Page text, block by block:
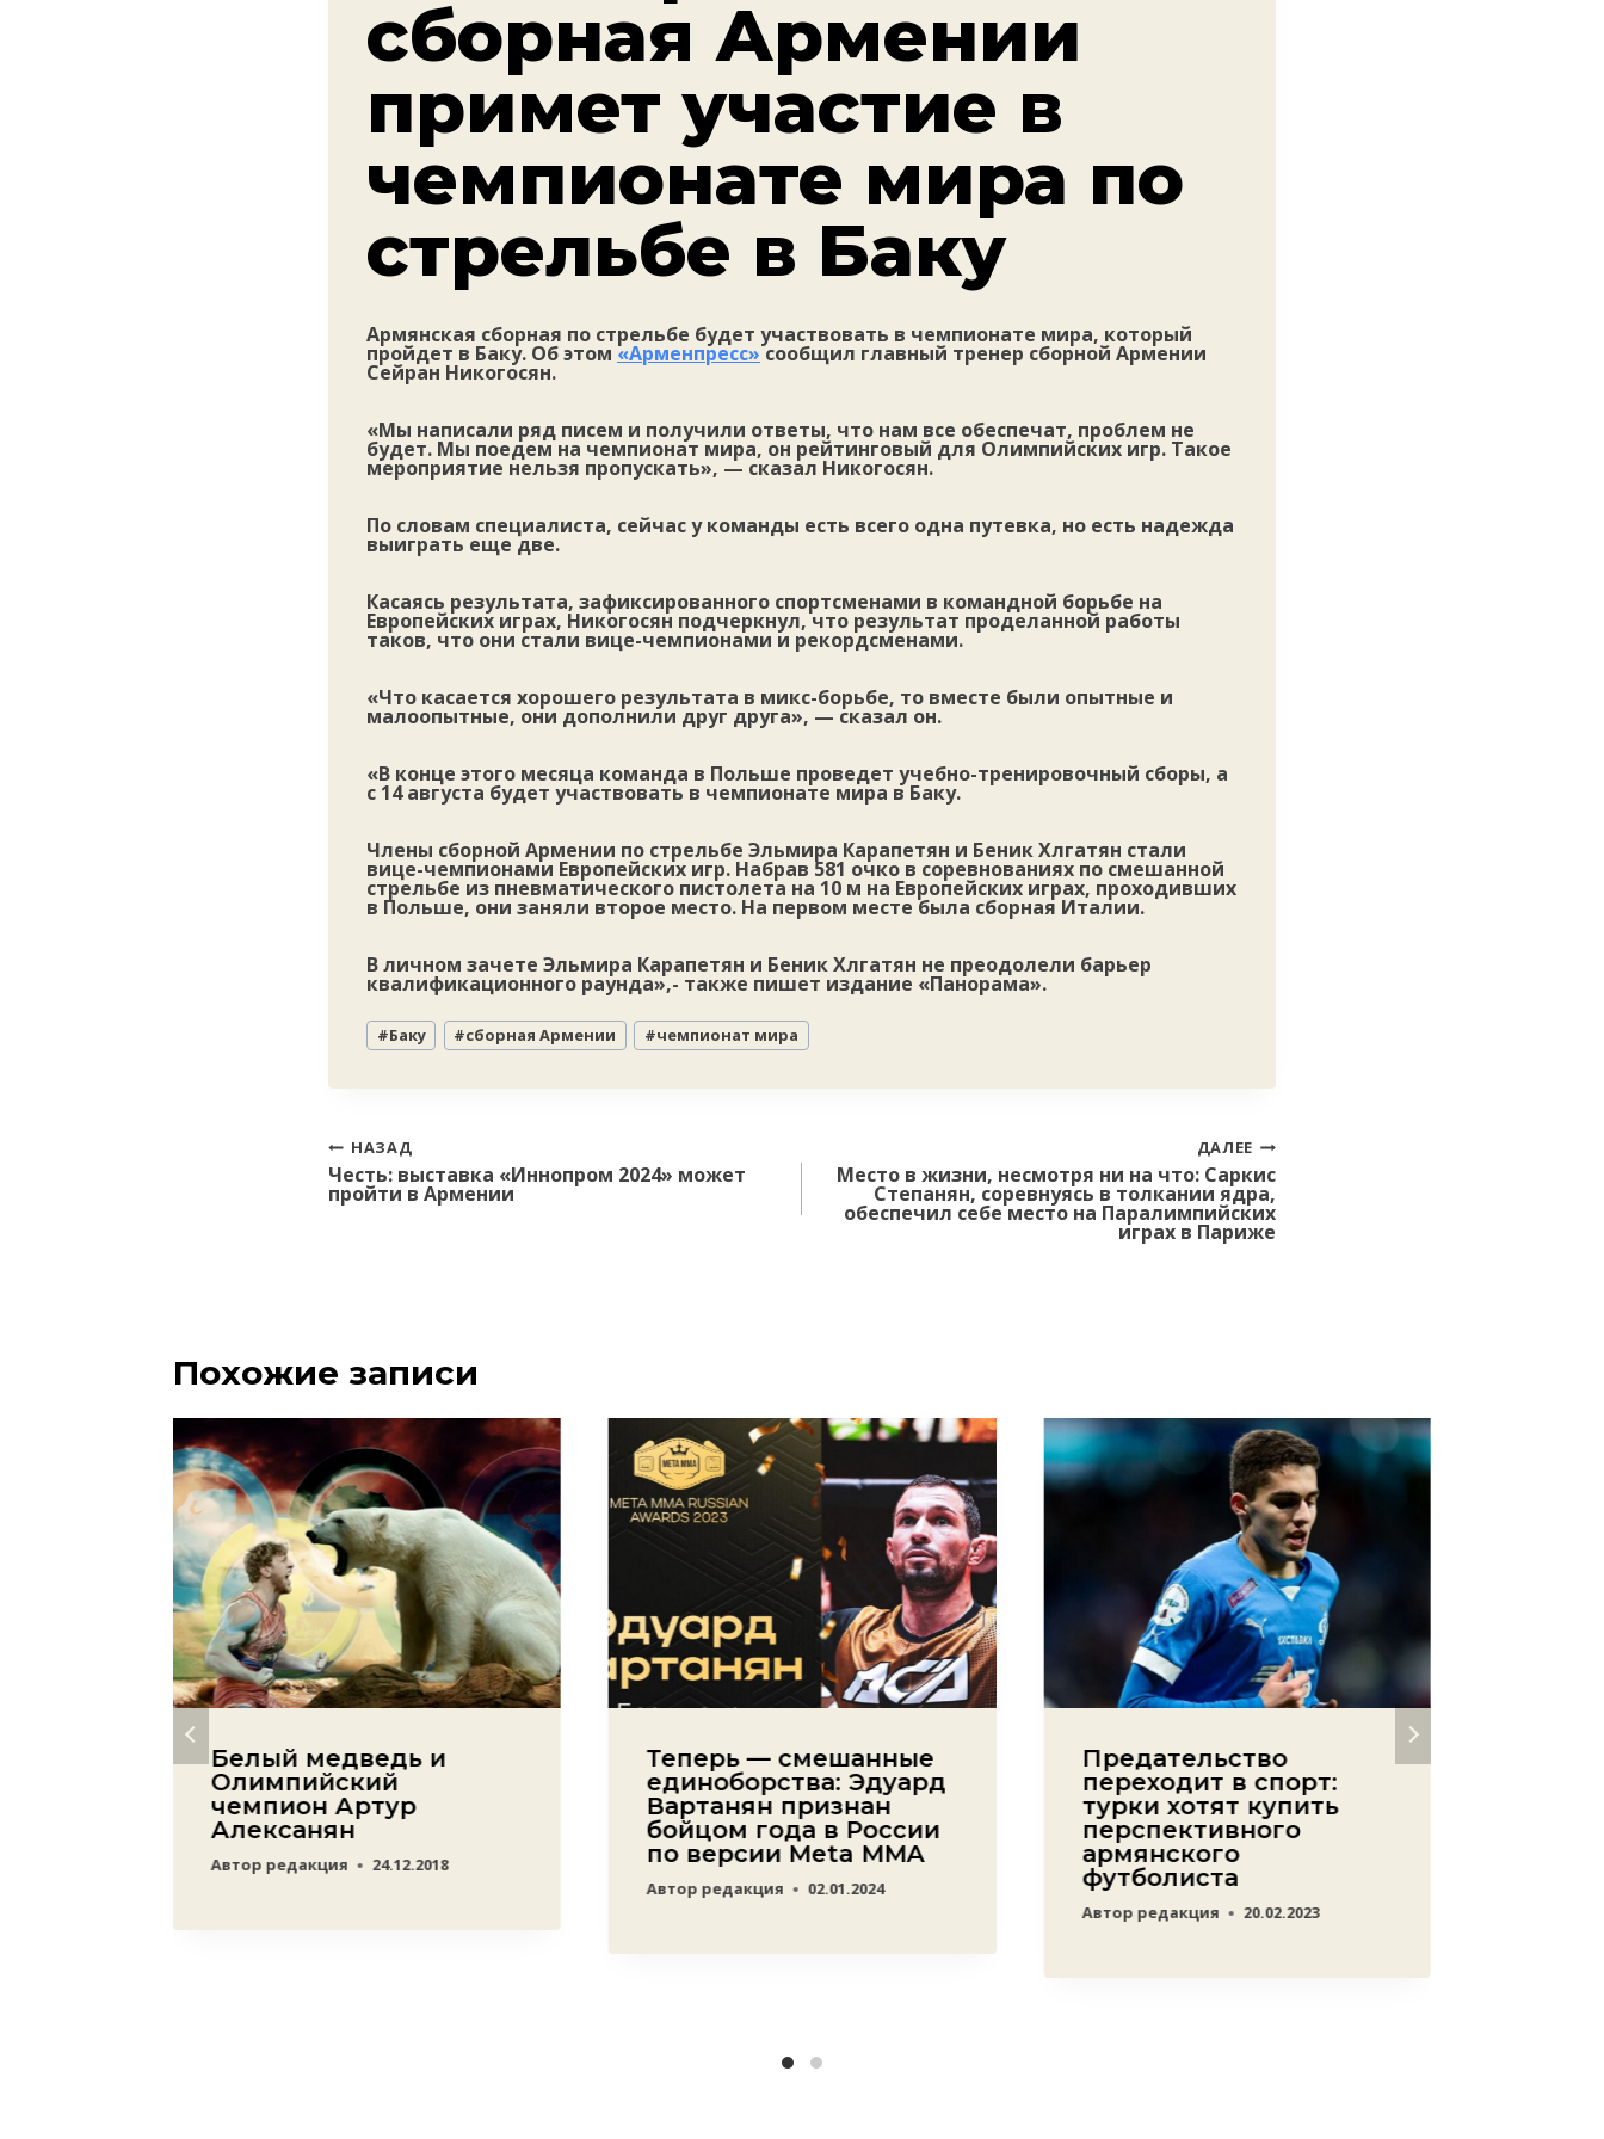
сборная Армении
примет участие в
чемпионате мира по
стрельбе в Баку
Армянская сборная по стрельбе будет участвовать в чемпионате мира, который
пройдет в Баку. Об этом «Арменпресс»сообщил главный тренер сборной Армении
Сейран Никогосян.
«Мы написали ряд писем и получили ответы, что нам все обеспечат, проблем не
будет. Мы поедем на чемпионат мира, он рейтинговый для Олимпийских игр. Такое
мероприятие нельзя пропускать», — сказал Никогосян.
По словам специалиста, сейчас у команды есть всего одна путевка, но есть надежда
выиграть еще две.
Касаясь результата, зафиксированного спортсменами в командной борьбе на
Европейских играх, Никогосян подчеркнул, что результат проделанной работы
таков, что они стали вице-чемпионами и рекордсменами.
«Что касается хорошего результата в микс-борьбе, то вместе были опытные и
малоопытные, они дополнили друг друга», — сказал он.
«В конце этого месяца команда в Польше проведет учебно-тренировочный сборы, а
с 14 августа будет участвовать в чемпионате мира в Баку.
Члены сборной Армении по стрельбе Эльмира Карапетян и Беник Хлгатян стали
вице-чемпионами Европейских игр. Набрав 581 очко в соревнованиях по смешанной
стрельбе из пневматического пистолета на 10 м на Европейских играх, проходивших
в Польше, они заняли второе место. На первом месте была сборная Италии.
В личном зачете Эльмира Карапетян и Беник Хлгатян не преодолели барьер
квалификационного раунда»,- также пишет издание «Панорама».
Метки
записи:
#Баку #сборная Армении #чемпионат мира
Навигация
по
записям
НАЗАД
Честь: выставка «Иннопром 2024» может
пройти в Армении
ДАЛЕЕ
Место в жизни, несмотря ни на что: Саркис
Степанян, соревнуясь в толкании ядра,
обеспечил себе место на Паралимпийских
играх в Париже
Похожие записи
Белый медведь и
Олимпийский
чемпион Артур
Алексанян
Автор редакция 24.12.2018
Теперь — смешанные
единоборства: Эдуард
Вартанян признан
бойцом года в России
по версии Meta MMA
Автор редакция 02.01.2024
Предательство
переходит в спорт:
турки хотят купить
перспективного
армянского
футболиста
Автор редакция 20.02.2023